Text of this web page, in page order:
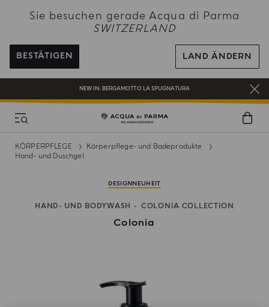
Sie besuchen gerade Acqua di Parma
SWITZERLAND
BESTÄTIGEN LAND ÄNDERN
KOSTENFREIER VERSAND AUF ALLE BESTELLUNGEN ÜBER 120 CHF
REGISTRIEREN SIE SICH UND GENIESSEN SIE EINE WELT VOLLER VORTEILE
EIN GESCHENK FÜR SIE AUF ALLE BESTELLUNGEN ÜBER CHF 180
NEW IN: BERGAMOTTO LA SPUGNATURA
KÖRPERPFLEGE
Körperpflege- und Badeprodukte
Hand- und Duschgel
DESIGNNEUHEIT
HAND- UND BODYWASH COLONIA COLLECTION
Colonia